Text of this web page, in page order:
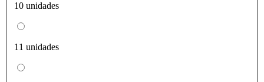
10 unidades
11 unidades